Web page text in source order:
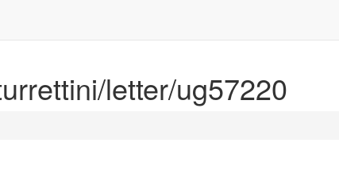
letter/ug57220